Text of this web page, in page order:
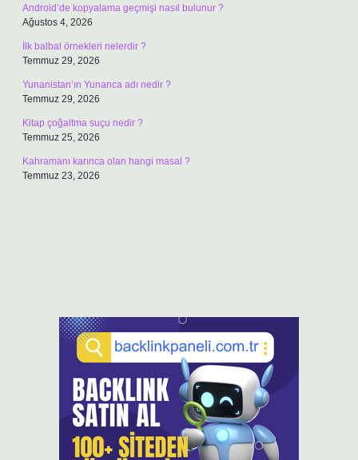
Android’de kopyalama geçmişi nasıl bulunur ?
Ağustos 4, 2026
İlk balbal örnekleri nelerdir ?
Temmuz 29, 2026
Yunanistan’ın Yunanca adı nedir ?
Temmuz 29, 2026
Kitap çoğaltma suçu nedir ?
Temmuz 25, 2026
Kahramanı karınca olan hangi masal ?
Temmuz 23, 2026